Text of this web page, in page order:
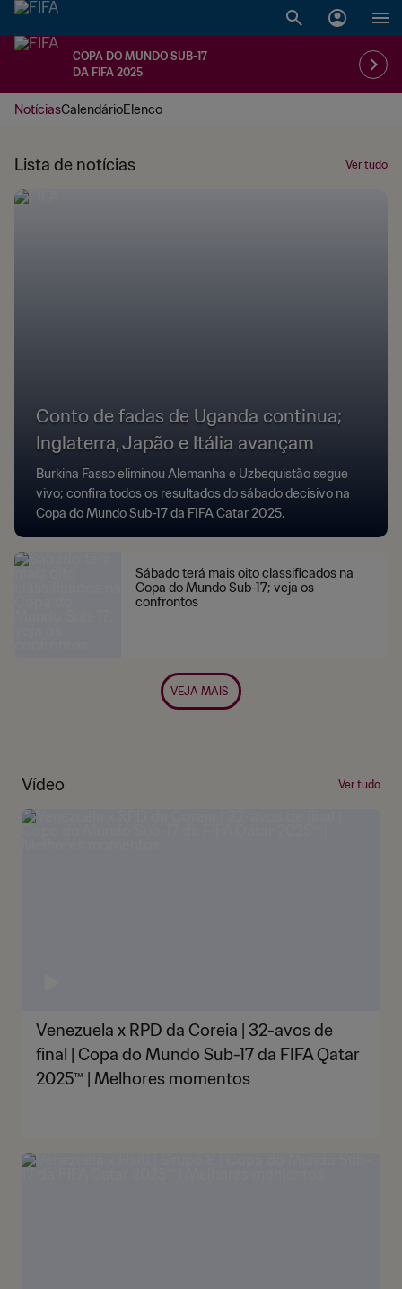
COPA DO MUNDO SUB-17
DA FIFA 2025
NotíciasCalendárioElenco
Lista de notícias Ver tudo
Conto de fadas de Uganda continua;
Inglaterra, Japão e Itália avançam
Burkina Fasso eliminou Alemanha e Uzbequistão segue
vivo; confira todos os resultados do sábado decisivo na
Copa do Mundo Sub-17 da FIFA Catar 2025.
Sábado terá mais oito classificados na
Copa do Mundo Sub-17; veja os
confrontos
VEJA MAIS
Vídeo Ver tudo
Venezuela x RPD da Coreia | 32-avos de
final | Copa do Mundo Sub-17 da FIFA Qatar
2025™ | Melhores momentos